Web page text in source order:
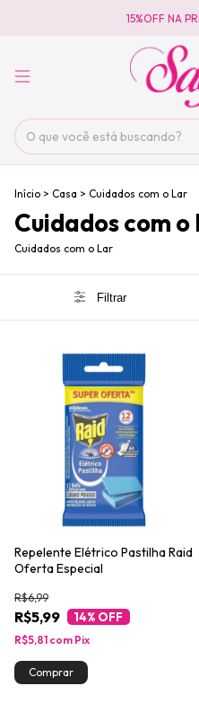
15%OFF NA PRIMEIRA
Início > Casa > Cuidados com o Lar
Cuidados com o
Cuidados com o Lar
Filtrar
Repelente Elétrico Pastilha Raid
Oferta Especial
R$5,99
R$6,99
14% OFF
R$5,81 com Pix